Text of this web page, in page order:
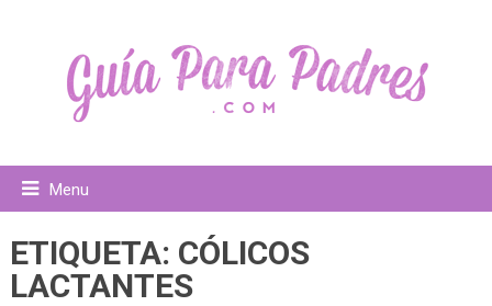
Menu
ETIQUETA: CÓLICOS
LACTANTES